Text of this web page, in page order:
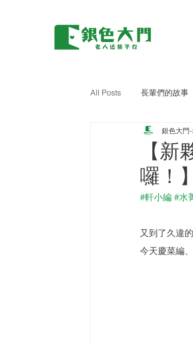
All Posts 長輩們的故事
環保｜零廢棄 藝
【
囉！】
銀色大門
#軒小編 #水
又到了久違
今天慶菜編